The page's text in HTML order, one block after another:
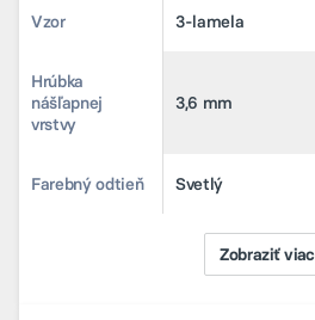
Vzor 3-lamela
Hrúbka
nášľapnej
vrstvy
3,6 mm
Farebný odtieň Svetlý
Vzor 3-lamela
Hrúbka
nášľapnej
vrstvy
3,6 mm
Farebný odtieň Svetlý
Zobraziť viac